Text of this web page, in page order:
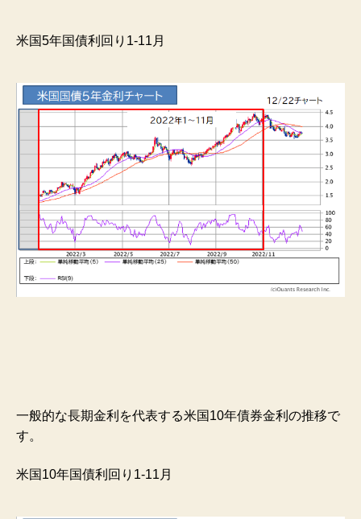
米国5年国債利回り1-11月
一般的な長期金利を代表する米国10年債券金利の推移で
す。
米国10年国債利回り1-11月